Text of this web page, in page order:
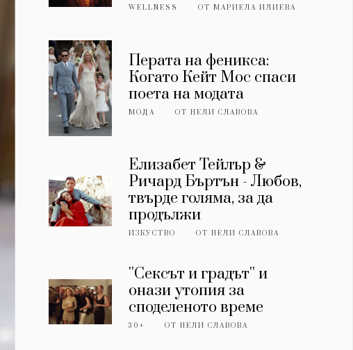
WELLNESS ОТМАРИЕЛА ИЛИЕВА
Перата на феникса:
Когато Кейт Мос спаси
поета на модата
МОДА ОТНЕЛИ СЛАВОВА
Елизабет Тейлър &
Ричард Бъртън - Любов,
твърде голяма, за да
продължи
ИЗКУСТВО ОТНЕЛИ СЛАВОВА
''Сексът и градът'' и
онази утопия за
споделеното време
30+ ОТНЕЛИ СЛАВОВА